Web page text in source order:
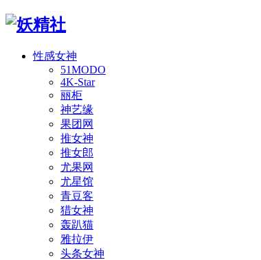
性感女神
51MODO
4K-Star
丽柜
神艺缘
果团网
推女神
推女郎
尤果网
尤星馆
青豆客
猎女神
轰趴猫
雅拉伊
头条女神